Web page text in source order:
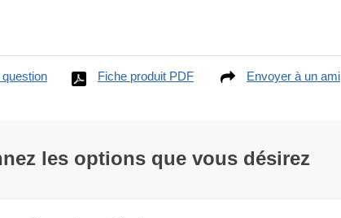
Fiche produit PDF Envoyer à un ami
les options que vous désirez